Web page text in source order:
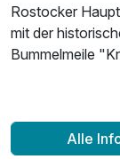
Rostocker
mit der
Bummelmeile
Alle